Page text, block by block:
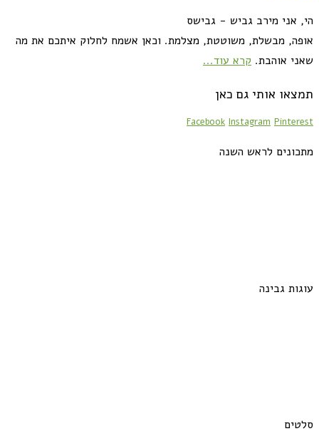
הי, אני מירב גביש - גבישס
אופה, מבשלת, משוטטת, מצלמת. וכאן אשמח לחלוק איתכם את מה
שאני אוהבת. קרא עוד...
תמצאו אותי גם כאן
Facebook Instagram Pinterest
מתכונים לראש השנה
עוגות גבינה
סלטים